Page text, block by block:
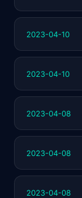
2023-04-10
2023-04-10
2023-04-08
2023-04-08
2023-04-08